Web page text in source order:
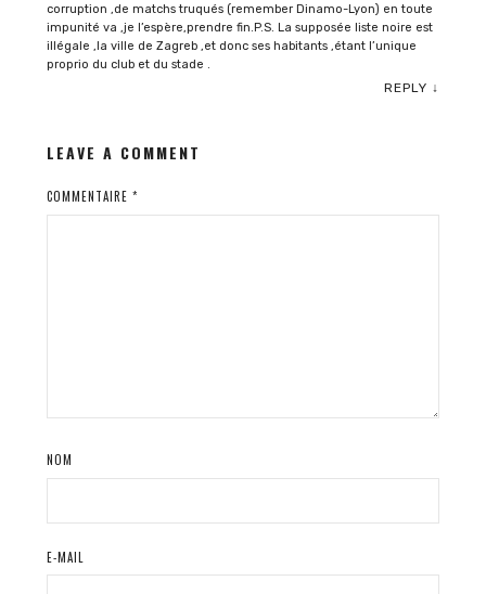
corruption ,de matchs truqués (remember Dinamo-Lyon) en toute
impunité va ,je l’espère,prendre fin.P.S. La supposée liste noire est
illégale ,la ville de Zagreb ,et donc ses habitants ,étant l’unique
proprio du club et du stade .
REPLY ↓
LEAVE A COMMENT
COMMENTAIRE *
NOM
E-MAIL